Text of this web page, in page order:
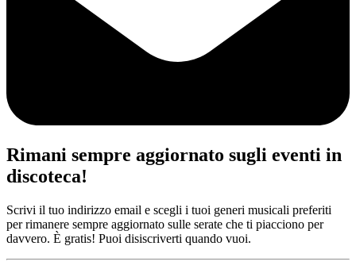
Rimani sempre aggiornato sugli eventi in
discoteca!
Scrivi il tuo indirizzo email e scegli i tuoi generi musicali preferiti
per rimanere sempre aggiornato sulle serate che ti piacciono per
davvero. È gratis! Puoi disiscriverti quando vuoi.